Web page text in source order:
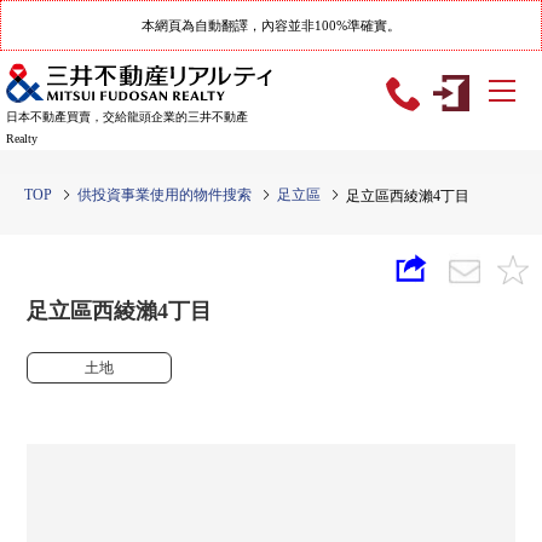
本網頁為自動翻譯，內容並非100%準確實。
日本不動產買賣，交給龍頭企業的三井不動產
Realty
TOP 供投資事業使用的物件搜索 足立區 足立區西綾瀨4丁目
足立區西綾瀨4丁目
土地